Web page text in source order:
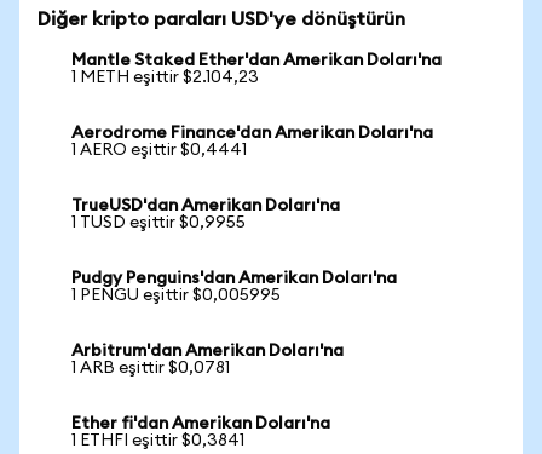
Diğer kripto paraları USD'ye dönüştürün
Mantle Staked Ether'dan Amerikan Doları'na
1 METH eşittir $2.104,23
Aerodrome Finance'dan Amerikan Doları'na
1 AERO eşittir $0,4441
TrueUSD'dan Amerikan Doları'na
1 TUSD eşittir $0,9955
Pudgy Penguins'dan Amerikan Doları'na
1 PENGU eşittir $0,005995
Arbitrum'dan Amerikan Doları'na
1 ARB eşittir $0,0781
Ether fi'dan Amerikan Doları'na
1 ETHFI eşittir $0,3841